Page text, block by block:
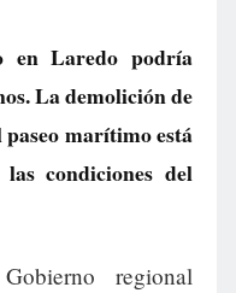
en Laredo podría
La demolición de
marítimo está
condiciones del
regional